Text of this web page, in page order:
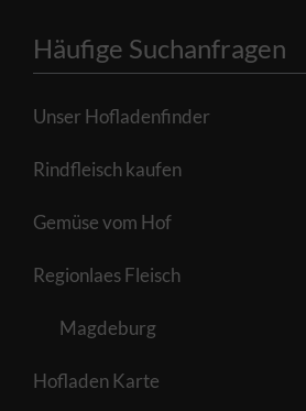
Häufige Suchanfragen
Unser Hofladenfinder
Rindfleisch kaufen
Gemüse vom Hof
Regionlaes Fleisch
Magdeburg
Hofladen Karte